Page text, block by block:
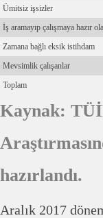
Ümitsiz işsizler
İş aramayıp çalışmaya hazır
Zamana bağlı eksik istihdam
Mevsimlik çalışanlar
Toplam
Kaynak:
hazırlandı.
Aralık 2017